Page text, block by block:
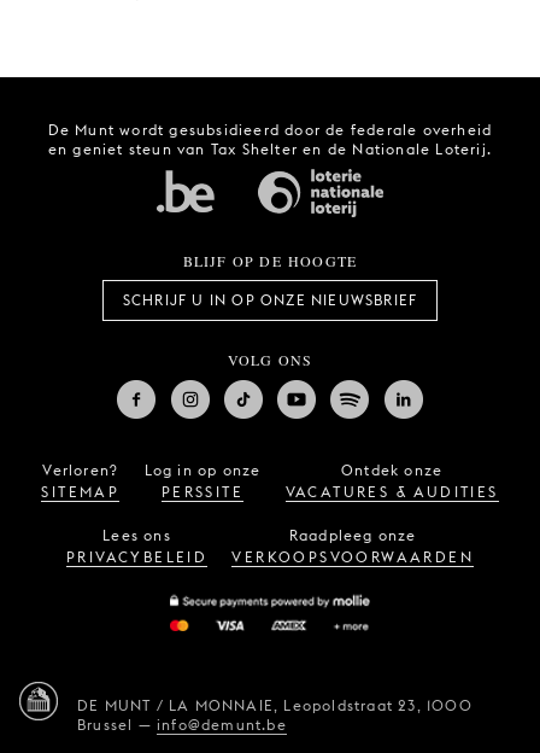
De Munt wordt gesubsidieerd door de federale overheid
en geniet steun van Tax Shelter en de Nationale Loterij.
BLIJF OP DE HOOGTE
SCHRIJF U IN OP ONZE NIEUWSBRIEF
VOLG ONS
Verloren?
SITEMAP
Log in op onze
PERSSITE
Ontdek onze
VACATURES & AUDITIES
Lees ons
PRIVACYBELEID
Raadpleeg onze
VERKOOPSVOORWAARDEN
DE MUNT / LA MONNAIE, Leopoldstraat 23, 1000
Brussel —info@demunt.be